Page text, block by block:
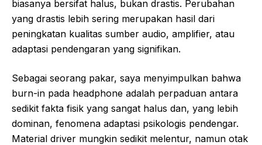
biasanya bersifat halus, bukan drastis. Perubahan
yang drastis lebih sering merupakan hasil dari
peningkatan kualitas sumber audio, amplifier, atau
adaptasi pendengaran yang signifikan.
Sebagai seorang pakar, saya menyimpulkan bahwa
burn-in pada headphone adalah perpaduan antara
sedikit fakta fisik yang sangat halus dan, yang lebih
dominan, fenomena adaptasi psikologis pendengar.
Material driver mungkin sedikit melentur, namun otak